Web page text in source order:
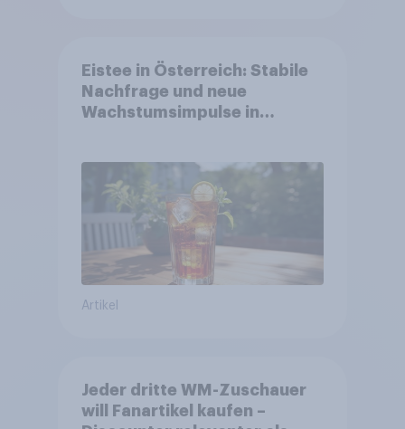
Eistee in Österreich: Stabile
Nachfrage und neue
Wachstumsimpulse in
Artikel
Jeder dritte WM-Zuschauer
will Fanartikel kaufen –